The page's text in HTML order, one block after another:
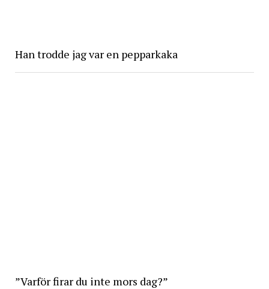
Han trodde jag var en pepparkaka
”Varför firar du inte mors dag?”